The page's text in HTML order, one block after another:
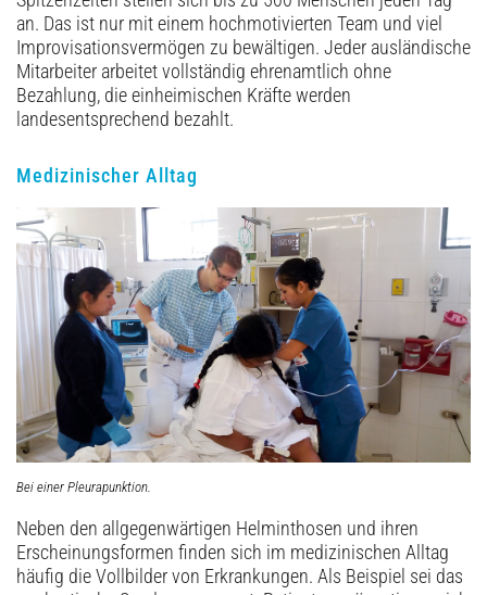
an. Das ist nur mit einem hochmotivierten Team und viel
Improvisationsvermögen zu bewältigen. Jeder ausländische
Mitarbeiter arbeitet vollständig ehrenamtlich ohne
Bezahlung, die einheimischen Kräfte werden
landesentsprechend bezahlt.
Medizinischer Alltag
Bei einer Pleurapunktion.
Neben den allgegenwärtigen Helminthosen und ihren
Erscheinungsformen finden sich im medizinischen Alltag
häufig die Vollbilder von Erkrankungen. Als Beispiel sei das